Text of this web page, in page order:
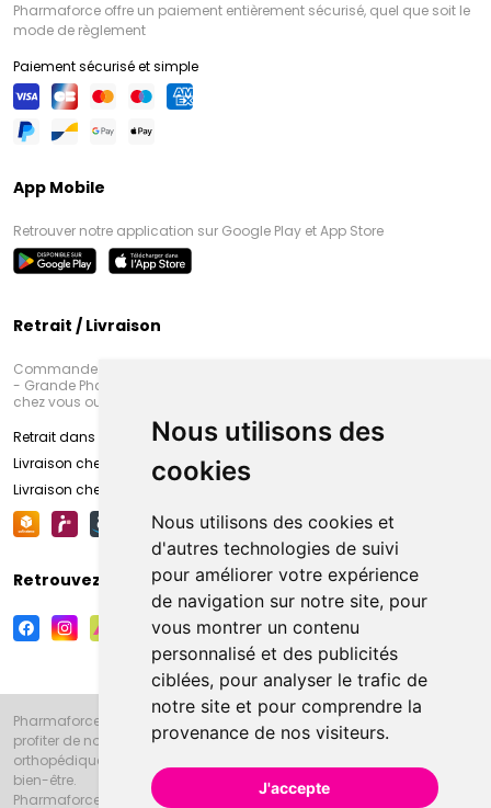
Nous utilisons des
cookies
Nous utilisons des cookies et
d'autres technologies de suivi
pour améliorer votre expérience
de navigation sur notre site, pour
vous montrer un contenu
personnalisé et des publicités
ciblées, pour analyser le trafic de
notre site et pour comprendre la
provenance de nos visiteurs.
J'accepte
Pharmaforce offre un paiement entièrement sécurisé, quel que soit le
mode de règlement
Paiement sécurisé et simple
App Mobile
Retrouver notre application sur Google Play et App Store
Retrait / Livraison
Commandez en ligne et venez chercher votre commande à Amiens
- Grande Pharmacie d’Amiens (Fachon) ou recevez-là rapidement
chez vous ou en point retrait
Retrait dans la pharmacie d’Amiens
Livraison chez vous
Livraison chez votre commerçant
Retrouvez-nous sur vos réseaux sociaux
Pharmaforce.fr et la Grande Pharmacie d’Amiens vous souhaitent de
profiter de notre accueil, de nos conseils pharmaceutiques,
orthopédiques, homéopathiques, parapharmaceutiques, beauté et
bien-être.
Pharmaforce.fr est le site internet de la Grande Pharmacie d’Amiens.